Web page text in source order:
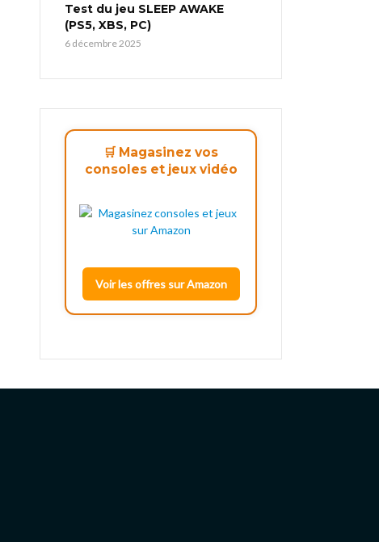
Test du jeu SLEEP AWAKE
(PS5, XBS, PC)
6 décembre 2025
🛒 Magasinez vos
consoles et jeux vidéo
Voir les offres sur Amazon